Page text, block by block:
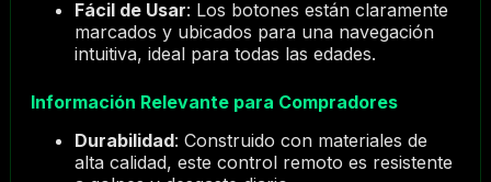
Fácil de Usar: Los botones están claramente
marcados y ubicados para una navegación
intuitiva, ideal para todas las edades.
Información Relevante para Compradores
Durabilidad: Construido con materiales de
alta calidad, este control remoto es resistente